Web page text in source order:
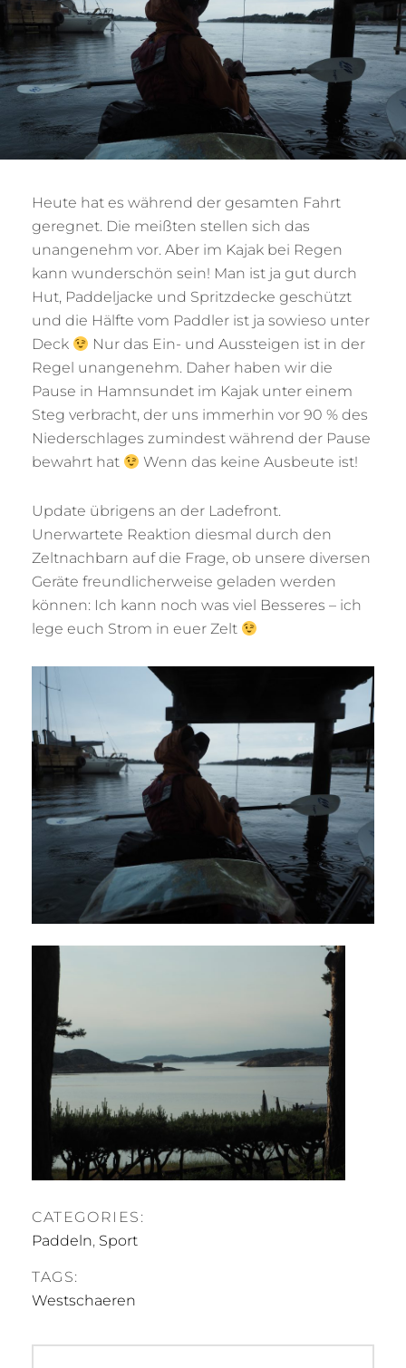
Heute hat es während der gesamten Fahrt
geregnet. Die meißten stellen sich das
unangenehm vor. Aber im Kajak bei Regen
kann wunderschön sein! Man ist ja gut durch
Hut, Paddeljacke und Spritzdecke geschützt
und die Hälfte vom Paddler ist ja sowieso unter
Deck
Nur das Ein- und Aussteigen ist in der
Regel unangenehm. Daher haben wir die
Pause in Hamnsundet im Kajak unter einem
Steg verbracht, der uns immerhin vor 90 % des
Niederschlages zumindest während der Pause
bewahrt hat
Wenn das keine Ausbeute ist!
Update übrigens an der Ladefront.
Unerwartete Reaktion diesmal durch den
Zeltnachbarn auf die Frage, ob unsere diversen
Geräte freundlicherweise geladen werden
können: Ich kann noch was viel Besseres – ich
lege euch Strom in euer Zelt
CATEGORIES:
Paddeln, Sport
TAGS:
Westschaeren